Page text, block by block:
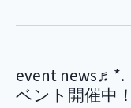
event news♬*.
ベント開催中